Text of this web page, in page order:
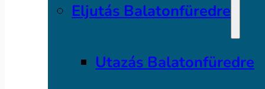
Eljutás Balatonfüredre
Utazás Balatonfüredre